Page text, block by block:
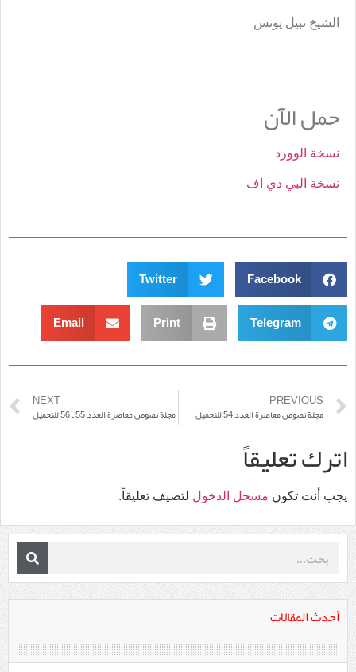
أحدث المقالات
الشيخ نبيل يونس
حمل الآن
نسخة الوورد
نسخة البي دي اف
Facebook
Twitter
Telegram
Print
Email
PREVIOUS
مجلة نصوص معاصرة العدد 54 للتحميل
NEXT
مجلة نصوص معاصرة العدد 55 ـ 56 للتحميل
اترك تعليقاً
يجب أنت تكون مسجل الدخول لتضيف تعليقاً.